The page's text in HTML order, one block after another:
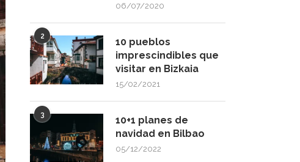
06/07/2020
2
10 pueblos
imprescindibles que
visitar en Bizkaia
15/02/2021
3
10+1 planes de
navidad en Bilbao
05/12/2022